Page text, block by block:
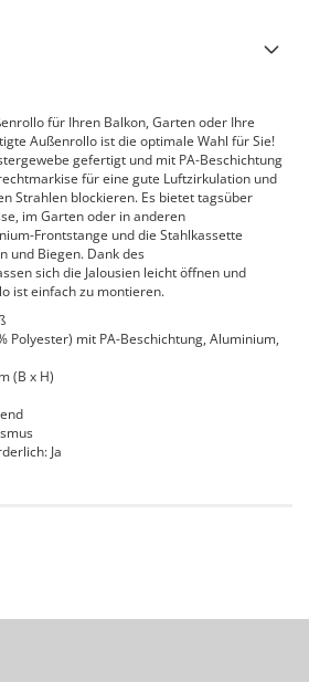
für Ihren Balkon, Garten oder Ihre
Außenrollo ist die optimale Wahl für Sie!
gefertigt und mit PA-Beschichtung
für eine gute Luftzirkulation und
Strahlen blockieren. Es bietet tagsüber
im Garten oder in anderen
Frontstange und die Stahlkassette
und Biegen. Dank des
sich die Jalousien leicht öffnen und
ist einfach zu montieren.
Polyester) mit PA-Beschichtung, Aluminium,
(B x H)
Ja